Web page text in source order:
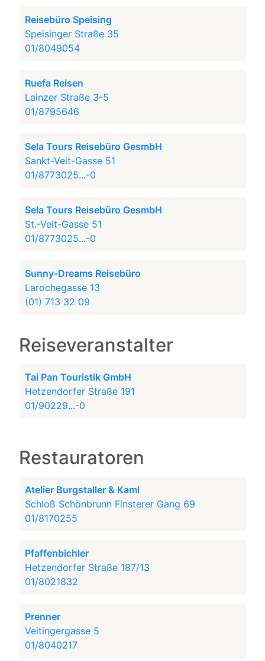
Reisebüro Speising
Speisinger Straße 35
01/8049054
Ruefa Reisen
Lainzer Straße 3-5
01/8795646
Sela Tours Reisebüro GesmbH
Sankt-Veit-Gasse 51
01/8773025...-0
Sela Tours Reisebüro GesmbH
St.-Veit-Gasse 51
01/8773025...-0
Sunny-Dreams Reisebüro
Larochegasse 13
(01) 713 32 09
Reiseveranstalter
Tai Pan Touristik GmbH
Hetzendorfer Straße 191
01/90229...-0
Restauratoren
Atelier Burgstaller & Kaml
Schloß Schönbrunn Finsterer Gang 69
01/8170255
Pfaffenbichler
Hetzendorfer Straße 187/13
01/8021832
Prenner
Veitingergasse 5
01/8040217